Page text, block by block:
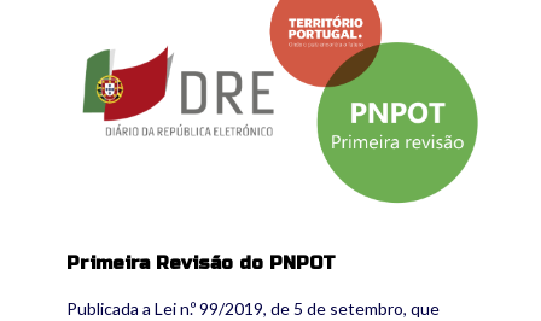
Primeira Revisão do PNPOT
Publicada a Lei n.º 99/2019, de 5 de setembro, que